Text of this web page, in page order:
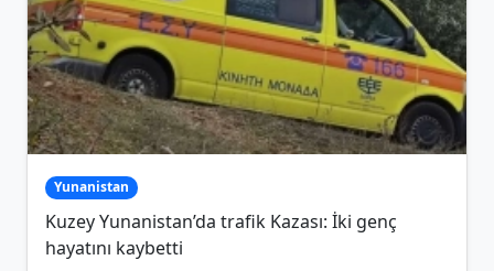
Yunanistan
Kuzey Yunanistan’da trafik Kazası: İki genç
hayatını kaybetti